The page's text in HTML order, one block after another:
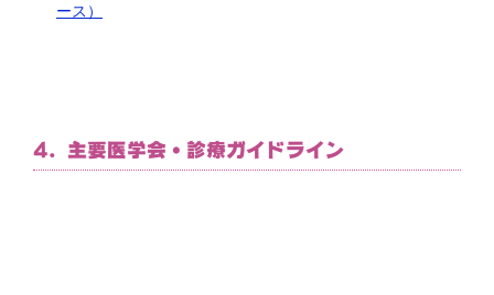
ース）
4. 主要医学会・診療ガイドライン